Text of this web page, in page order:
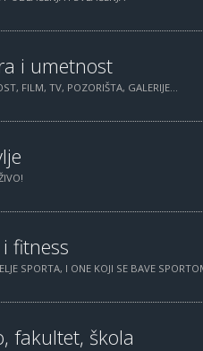
i umetnost
FILM, TV, POZORIŠTA, GALERIJE...
fitness
SPORTA, I ONE KOJI SE BAVE
fakultet, škola